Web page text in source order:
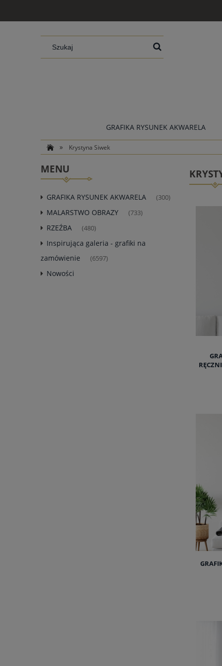
GRAFIKA RYSUNEK AKWARELA
» Krystyna Siwek
MENU
GRAFIKA RYSUNEK AKWARELA (300)
MALARSTWO OBRAZY (733)
RZEŹBA (480)
Inspirująca galeria - grafiki na
zamówienie
(6597)
Nowości